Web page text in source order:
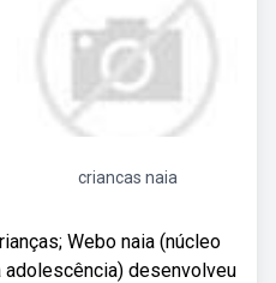
criancas naia
Webo naia (núcleo
desenvolveu